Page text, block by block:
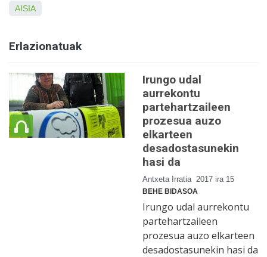
AISIA
Erlazionatuak
Irungo udal
aurrekontu
partehartzaileen
prozesua auzo
elkarteen
desadostasunekin
hasi da
Antxeta Irratia 2017 ira 15
BEHE BIDASOA
Irungo udal aurrekontu
partehartzaileen
prozesua auzo elkarteen
desadostasunekin hasi da